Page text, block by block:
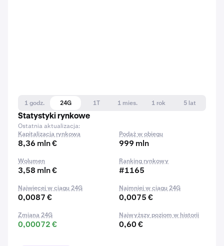
1 godz. 24G 1T 1 mies. 1 rok
5 lat
Statystyki rynkowe
Ostatnia aktualizacja:
Kapitalizacja rynkowa
8,36 mln €
Podaż w obiegu
999 mln
Wolumen
3,58 mln €
Ranking rynkowy
#1165
Najwięcej w ciągu 24G
0,0087 €
Najmniej w ciągu 24G
0,0075 €
Zmiana 24G
0,00072 €
Najwyższy poziom w historii
0,60 €